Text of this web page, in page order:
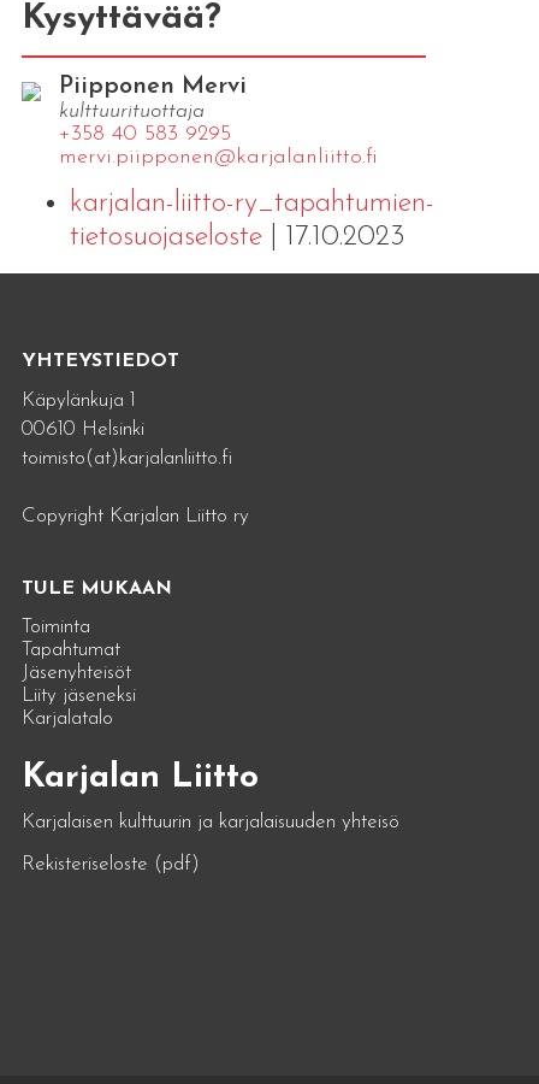
Kysyttävää?
Piipponen Mervi
kulttuurituottaja
+358 40 583 9295
mervi.​piipponen@​kar​jala​nlii​tto.​fi
karjalan-liitto-ry_tapahtumien-
tietosuojaseloste| 17.10.2023
YHTEYSTIEDOT
Käpylänkuja 1
00610 Helsinki
toimisto(at)karjalanliitto.fi
Copyright Karjalan Liitto ry
TULE MUKAAN
Toiminta
Tapahtumat
Jäsenyhteisöt
Liity jäseneksi
Karjalatalo
Karjalan Liitto
Karjalaisen kulttuurin ja karjalaisuuden yhteisö
Rekisteriseloste (pdf)